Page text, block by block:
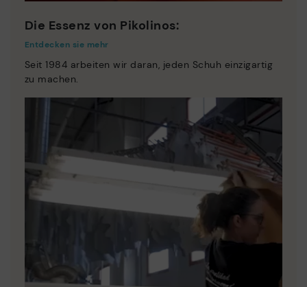
Die Essenz von Pikolinos:
Entdecken sie mehr
Seit 1984 arbeiten wir daran, jeden Schuh einzigartig
zu machen.